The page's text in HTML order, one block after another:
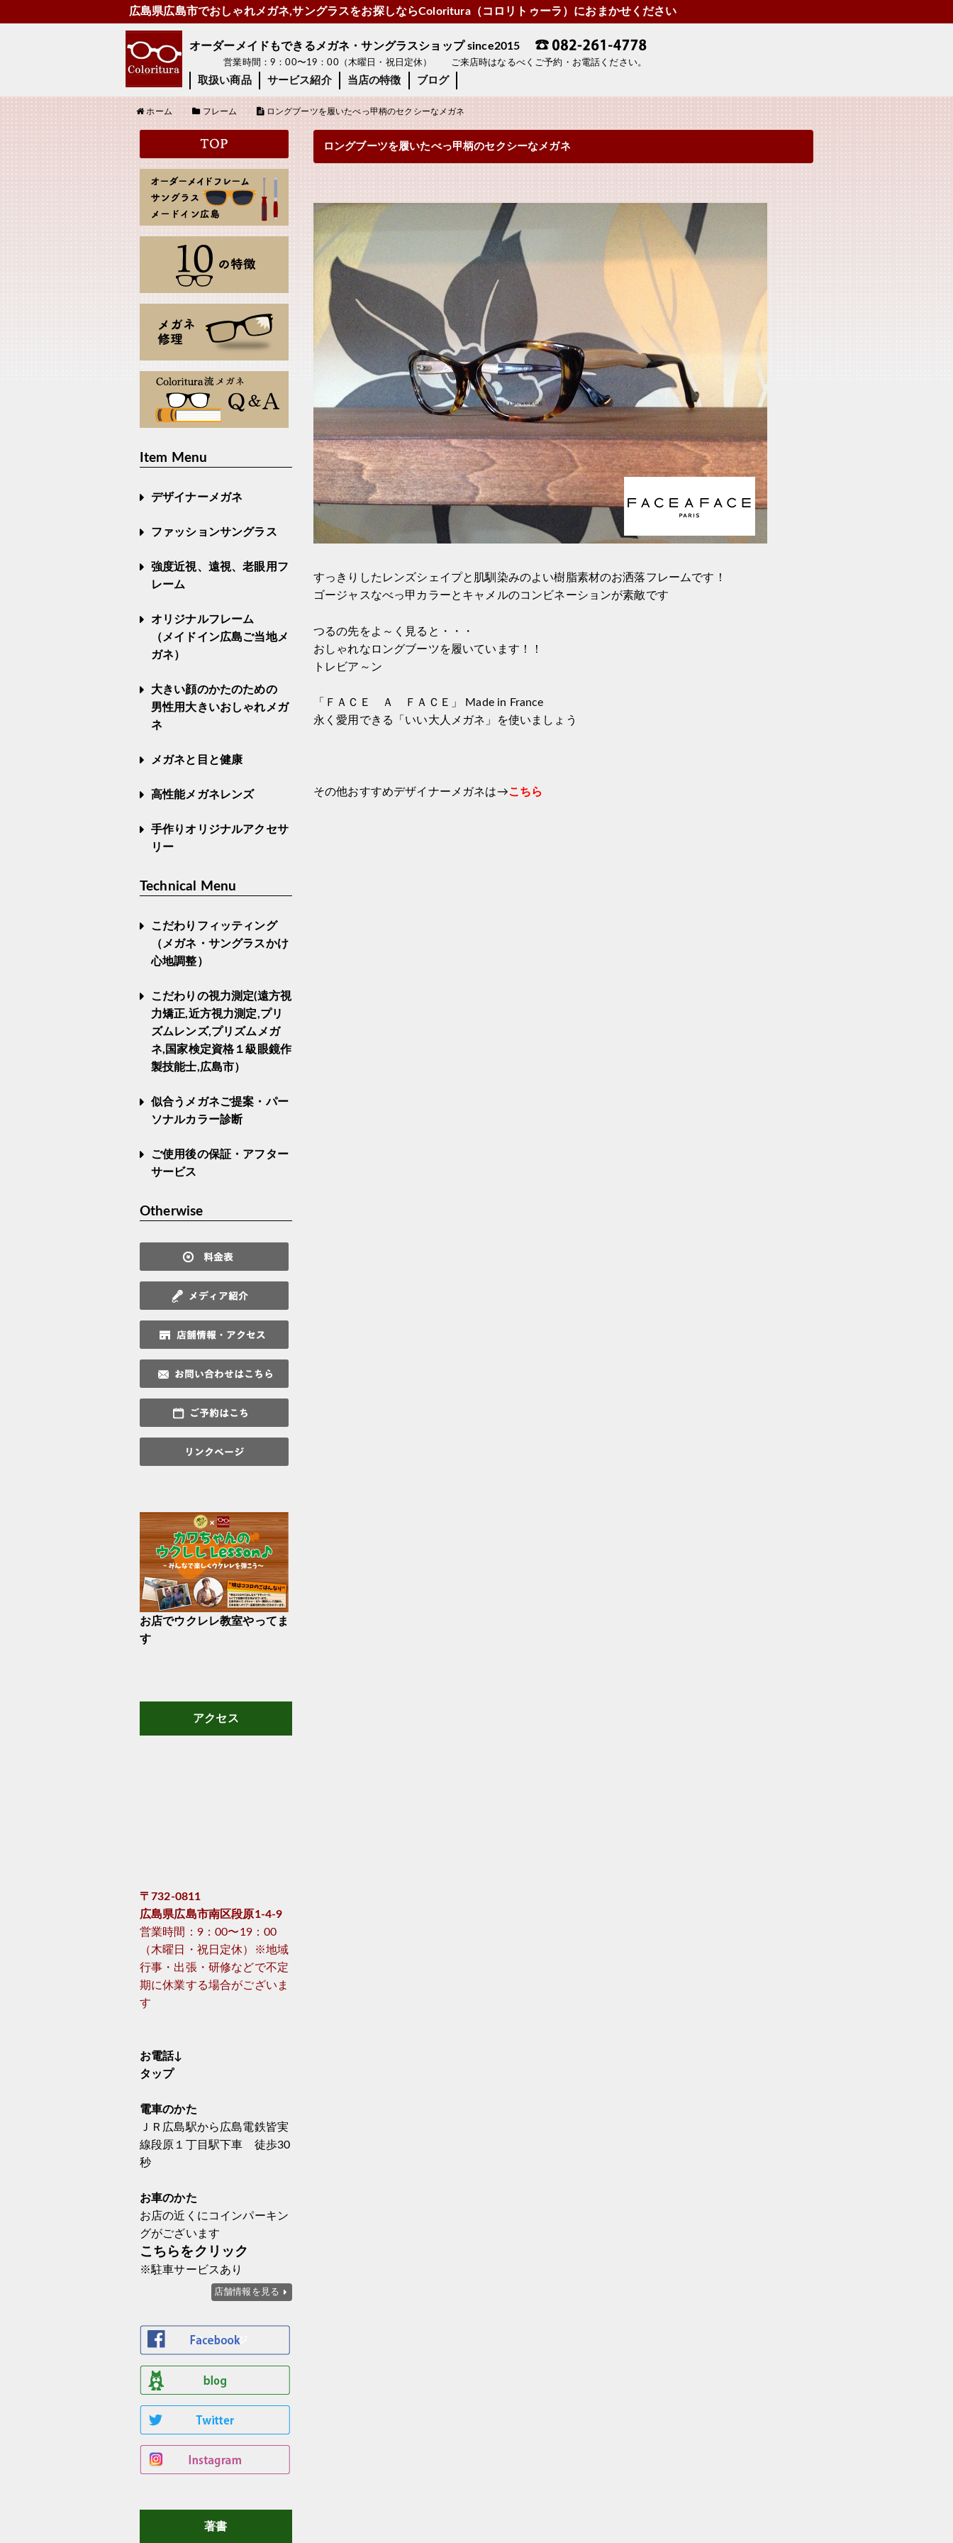
広島県広島市でおしゃれメガネ,サングラスをお探しならColoritura（コロリトゥーラ）におまかせください
オーダーメイドもできるメガネ・サングラスショップ since2015
営業時間：9：00〜19：00（木曜日・祝日定休） ご来店時はなるべくご予約・お電話ください。
取扱い商品 サービス紹介 当店の特徴 ブログ
ホーム フレーム ロングブーツを履いたべっ甲柄のセクシーなメガネ
ロングブーツを履いたべっ甲柄のセクシーなメガネ
すっきりしたレンズシェイプと肌馴染みのよい樹脂素材のお洒落フレームです！
ゴージャスなべっ甲カラーとキャメルのコンビネーションが素敵です
つるの先をよ～く見ると・・・
おしゃれなロングブーツを履いています！！
トレビア～ン
「ＦＡＣＥ Ａ ＦＡＣＥ」 Made in France
永く愛用できる「いい大人メガネ」を使いましょう
その他おすすめデザイナーメガネは→こちら
Item Menu
デザイナーメガネ
ファッションサングラス
強度近視、遠視、老眼用フ
レーム
オリジナルフレーム
（メイドイン広島ご当地メ
ガネ）
大きい顔のかたのための
男性用大きいおしゃれメガ
ネ
メガネと目と健康
高性能メガネレンズ
手作りオリジナルアクセサ
リー
Technical Menu
こだわりフィッティング
（メガネ・サングラスかけ
心地調整）
こだわりの視力測定(遠方視
力矯正,近方視力測定,プリ
ズムレンズ,プリズムメガ
ネ,国家検定資格１級眼鏡作
製技能士,広島市）
似合うメガネご提案・パー
ソナルカラー診断
ご使用後の保証・アフター
サービス
Otherwise
お店でウクレレ教室やってま
す
アクセス
〒732-0811
広島県広島市南区段原1-4-9
営業時間：9：00〜19：00
（木曜日・祝日定休）※地域
行事・出張・研修などで不定
期に休業する場合がございま
す
お電話↓
タップ
電車のかた
ＪＲ広島駅から広島電鉄皆実
線段原１丁目駅下車 徒歩30
秒
お車のかた
お店の近くにコインパーキン
グがございます
こちらをクリック
※駐車サービスあり
店舗情報を見る
著書